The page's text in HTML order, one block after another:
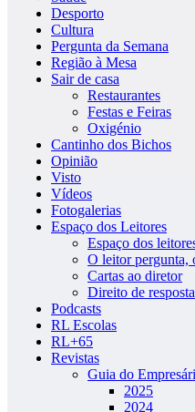
Desporto
Cultura
Pergunta da Semana
Região à Mesa
Sair de casa
Restaurantes
Festas e Feiras
Oxigénio
Cantinho dos Bichos
Opinião
Visto
Vídeos
Fotogalerias
Espaço dos Leitores
Espaço dos
O leitor pergunta,
Cartas ao diretor
Direito de resposta
Podcasts
RL Escolas
RL+65
Revistas
Guia do
2025
2024